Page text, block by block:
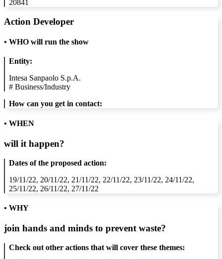
20841
Action Developer
• WHO will run the show
Entity:
Intesa Sanpaolo S.p.A.
# Business/Industry
How can you get in contact:
• WHEN
will it happen?
Dates of the proposed action:
19/11/22, 20/11/22, 21/11/22, 22/11/22, 23/11/22, 24/11/22,
25/11/22, 26/11/22, 27/11/22
• WHY
join hands and minds to prevent waste?
Check out other actions that will cover these themes: